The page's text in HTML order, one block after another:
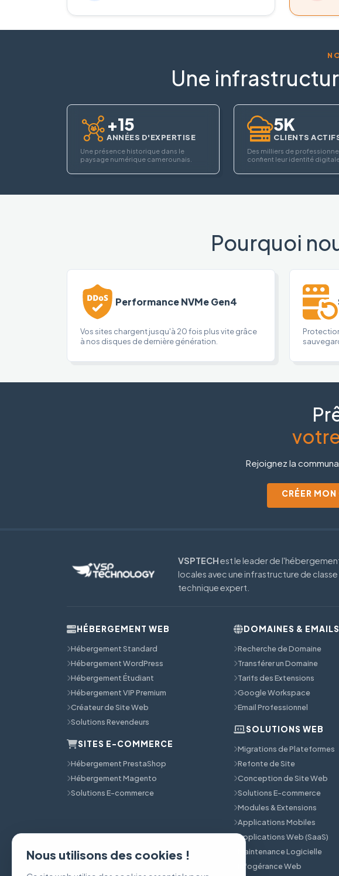
Une
+15
ANNÉES D'EXPERTISE
Une présence historique dans le
paysage numérique camerounais.
5K
CLIENTS
Des milliers de
confient leur identité
Pourquoi
Performance NVMe Gen4
Vos sites chargent jusqu'à 20 fois plus vite grâce
à nos disques de dernière génération.
Rejoignez la
CRÉER
VSPTECHest le leader de
locales avec une infrastructure de
technique expert.
HÉBERGEMENT WEB
Hébergement Standard
Hébergement WordPress
Hébergement Étudiant
Hébergement VIP Premium
Créateur de Site Web
Solutions Revendeurs
SITES E-COMMERCE
Hébergement PrestaShop
Hébergement Magento
Solutions E-commerce
DOMAINES & EMAILS
Recherche de Domaine
Transférer un Domaine
Tarifs des Extensions
Google Workspace
Email Professionnel
SOLUTIONS WEB
Migrations de Plateformes
Refonte de Site
Conception de Site Web
Solutions E-commerce
Modules & Extensions
Applications Mobiles
Applications Web (SaaS)
Maintenance Logicielle
Infogérance Web
Nous utilisons des cookies !